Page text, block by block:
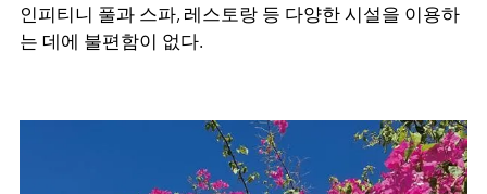
인피티니 풀과 스파, 레스토랑 등 다양한 시설을 이용하
는 데에 불편함이 없다.